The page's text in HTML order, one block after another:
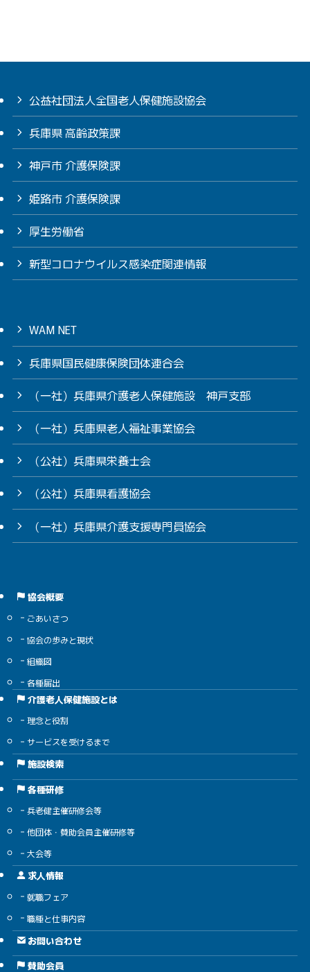
公益社団法人全国老人保健施設協会
兵庫県 高齢政策課
神戸市 介護保険課
姫路市 介護保険課
厚生労働省
新型コロナウイルス感染症関連情報
WAM NET
兵庫県国民健康保険団体連合会
（一社）兵庫県介護老人保健施設 神戸支部
（一社）兵庫県老人福祉事業協会
（公社）兵庫県栄養士会
（公社）兵庫県看護協会
（一社）兵庫県介護支援専門員協会
協会概要
ごあいさつ
協会の歩みと現状
組織図
各種届出
介護老人保健施設とは
理念と役割
サービスを受けるまで
施設検索
各種研修
兵老健主催研修会等
他団体・賛助会員主催研修等
大会等
求人情報
就職フェア
職種と仕事内容
お問い合わせ
賛助会員